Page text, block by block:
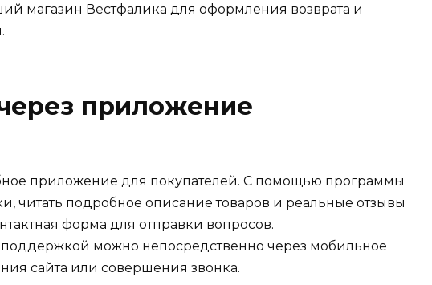
магазин Вестфалика для оформления возврата и
приложение
приложение для покупателей. С помощью программы
читать подробное описание товаров и реальные отзывы
форма для отправки вопросов.
поддержкой можно непосредственно через мобильное
сайта или совершения звонка.